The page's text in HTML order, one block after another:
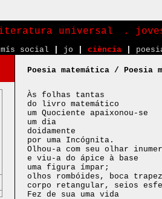
universal .
social jo ciència
Poesia matemática / Poesia
Às folhas tantas
do livro matemático
um Quociente apaixonou-se
um dia
doidamente
por uma Incógnita.
Olhou-a com seu olhar
e viu-a do ápice à base
uma figura ímpar;
olhos rombóides, boca
corpo retangular, seios
Fez de sua uma vida